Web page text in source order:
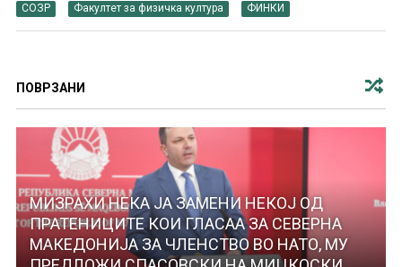
СОЗР Факултет за физичка култура ФИНКИ
ПОВРЗАНИ
МИЗРАХИ НЕКА ЈА ЗАМЕНИ НЕКОЈ ОД
ПРАТЕНИЦИТЕ КОИ ГЛАСАА ЗА СЕВЕРНА
МАКЕДОНИЈА ЗА ЧЛЕНСТВО ВО НАТО, МУ